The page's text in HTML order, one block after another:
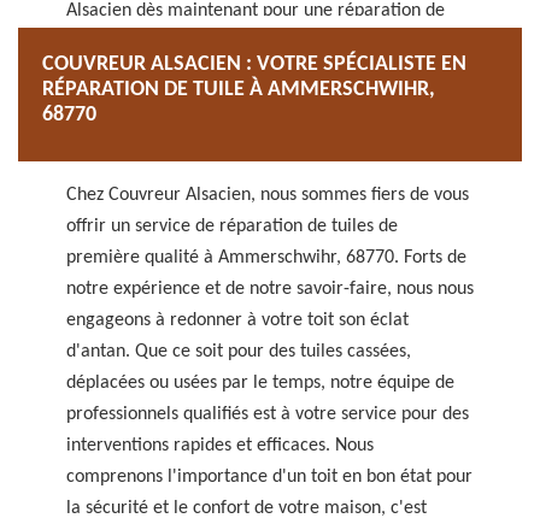
Alsacien dès maintenant pour une réparation de
COUVREUR ALSACIEN : VOTRE SPÉCIALISTE EN
RÉPARATION DE TUILE À AMMERSCHWIHR,
68770
Chez Couvreur Alsacien, nous sommes fiers de vous
offrir un service de réparation de tuiles de
première qualité à Ammerschwihr, 68770. Forts de
notre expérience et de notre savoir-faire, nous nous
engageons à redonner à votre toit son éclat
d'antan. Que ce soit pour des tuiles cassées,
déplacées ou usées par le temps, notre équipe de
professionnels qualifiés est à votre service pour des
interventions rapides et efficaces. Nous
comprenons l'importance d'un toit en bon état pour
la sécurité et le confort de votre maison, c'est